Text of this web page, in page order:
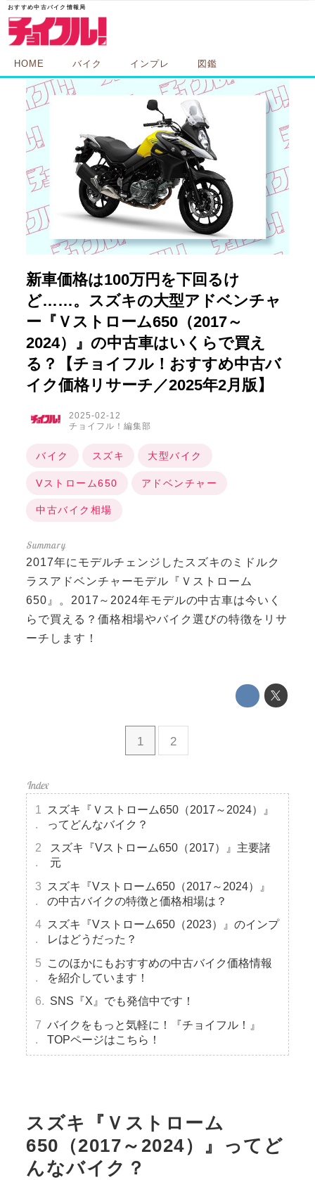
HOME バイク インプレ 図鑑
新車価格は100万円を下回るけ
ど……。スズキの大型アドベンチャ
ー『Ｖストローム650（2017～
2024）』の中古車はいくらで買え
る？【チョイフル！おすすめ中古バ
イク価格リサーチ／2025年2月版】
2025-02-12
チョイフル！編集部
バイク スズキ 大型バイク
Vストローム650 アドベンチャー
中古バイク相場
2017年にモデルチェンジしたスズキのミドルク
ラスアドベンチャーモデル『Ｖストローム
650』。2017～2024年モデルの中古車は今いく
らで買える？価格相場やバイク選びの特徴をリサ
ーチします！
1 2
スズキ『Ｖストローム650（2017～2024）』
ってどんなバイク？
スズキ『Vストローム650（2017）』主要諸
元
スズキ『Vストローム650（2017～2024）』
の中古バイクの特徴と価格相場は？
スズキ『Vストローム650（2023）』のインプ
レはどうだった？
このほかにもおすすめの中古バイク価格情報
を紹介しています！
SNS『X』でも発信中です！
バイクをもっと気軽に！『チョイフル！』
TOPページはこちら！
スズキ『Ｖストローム
650（2017～2024）』ってど
んなバイク？